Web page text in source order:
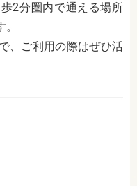
2分圏内で通える場所
、ご利用の際はぜひ活